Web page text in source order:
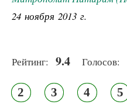
24 ноября 2013 г.
Рейтинг: 9.4 Голосов:
2 3 4 5